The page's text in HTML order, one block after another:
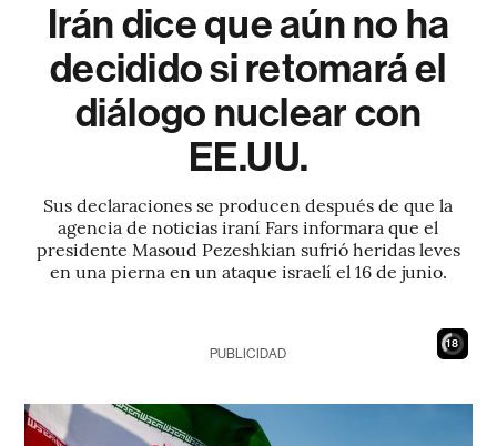
Irán dice que aún no ha
decidido si retomará el
diálogo nuclear con
EE.UU.
Sus declaraciones se producen después de que la
agencia de noticias iraní Fars informara que el
presidente Masoud Pezeshkian sufrió heridas leves
en una pierna en un ataque israelí el 16 de junio.
16
PUBLICIDAD